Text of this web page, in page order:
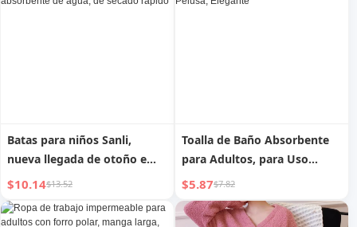
Batas para niños Sanli,
nueva llegada de otoño e
invierno, bata con capa para
niñas y niños, toalla de baño
absorbente de agua, de
$10.14$13.52
Toalla de Baño Absorbente
para Adultos, para Uso
Doméstico, Tipo Bata,
Grande, para Mujer y
Hombre, sin Pelusa,
$5.87$7.82